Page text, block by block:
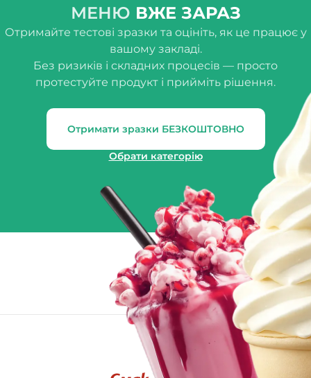
МЕНЮ ВЖЕ ЗАРАЗ
Отримайте тестові зразки та оцініть, як це працює у
вашому закладі.
Без ризиків і складних процесів — просто
протестуйте продукт і прийміть рішення.
Отримати зразки БЕЗКОШТОВНО
Обрати категорію